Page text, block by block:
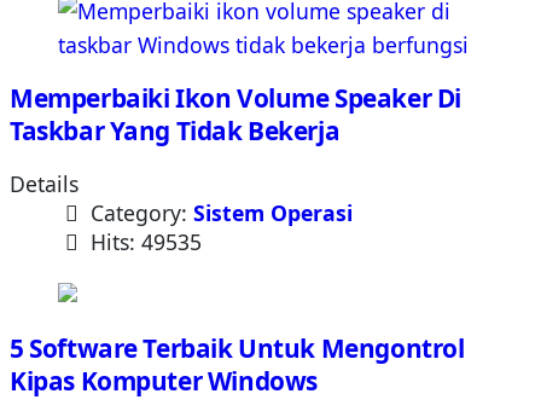
Memperbaiki Ikon Volume Speaker Di
Taskbar Yang Tidak Bekerja
Details
Category: Sistem Operasi
Hits: 49535
5 Software Terbaik Untuk Mengontrol
Kipas Komputer Windows